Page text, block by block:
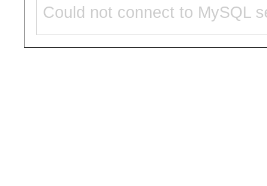
Could not connect to MySQL